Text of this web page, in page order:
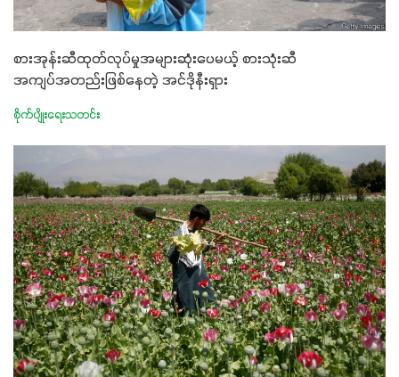
စားအုန်းဆီထုတ်လုပ်မှုအများဆုံးပေမယ့် စားသုံးဆီ
အကျပ်အတည်းဖြစ်နေတဲ့ အင်ဒိုနီးရှား
စိုက်ပျိုးရေးသတင်း